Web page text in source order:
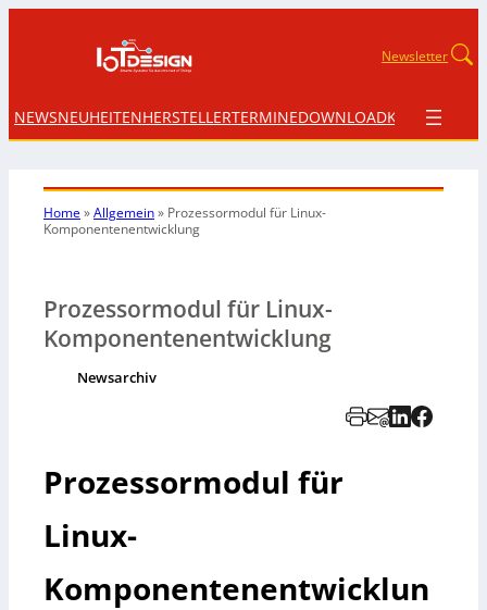
Newsletter
NEWSNEUHEITENHERSTELLERTERMINEDOWNLOADKONTAKT
Home»Allgemein» Prozessormodul für Linux-
Komponentenentwicklung
Prozessormodul für Linux-
Komponentenentwicklung
Newsarchiv
Prozessormodul für
Linux-
Komponentenentwicklun